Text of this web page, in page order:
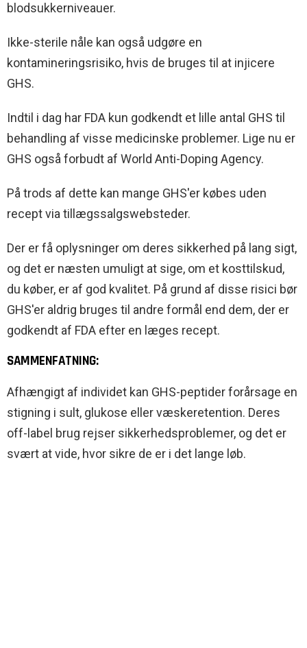
blodsukkerniveauer.
Ikke-sterile nåle kan også udgøre en
kontamineringsrisiko, hvis de bruges til at injicere
GHS.
Indtil i dag har FDA kun godkendt et lille antal GHS til
behandling af visse medicinske problemer. Lige nu er
GHS også forbudt af World Anti-Doping Agency.
På trods af dette kan mange GHS'er købes uden
recept via tillægssalgswebsteder.
Der er få oplysninger om deres sikkerhed på lang sigt,
og det er næsten umuligt at sige, om et kosttilskud,
du køber, er af god kvalitet. På grund af disse risici bør
GHS'er aldrig bruges til andre formål end dem, der er
godkendt af FDA efter en læges recept.
SAMMENFATNING:
Afhængigt af individet kan GHS-peptider forårsage en
stigning i sult, glukose eller væskeretention. Deres
off-label brug rejser sikkerhedsproblemer, og det er
svært at vide, hvor sikre de er i det lange løb.